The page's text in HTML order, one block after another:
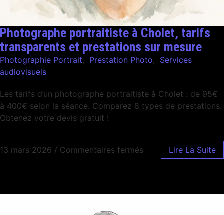
Photographe portraitiste à Cholet, tarifs
transparents et prestations sur mesure
Photographie Portrait, Prestation Photo, Services
audiovisuels
Les tarifs d’un photographe portraitiste à Cholet : de 95€
à 400€ selon la séance. Comparez 8 types de prestations.
Obtenez votre devis gratuit !
13 mars 2026 / Commentaires fermés Lire La Suite